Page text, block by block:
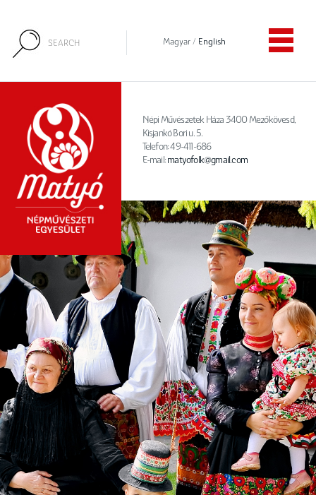
Magyar/ English
Népi Művészetek Háza 3400 Mezőkövesd,
Kisjankó Bori u. 5.
Telefon: 49-411-686
E-mail:matyofolk@gmail.com